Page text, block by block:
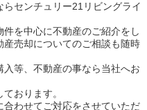
センチュリー21リビングライ
を中心に不動産のご紹介をし
売却についてのご相談も随時
等、不動産の事なら当社へお
おります。
わせてご対応をさせていただ